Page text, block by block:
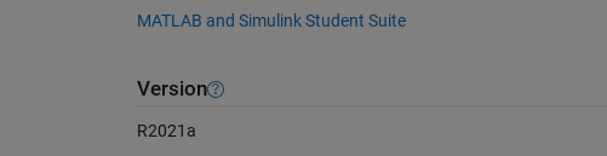
MATLAB and Simulink Student Suite
Version
R2021a